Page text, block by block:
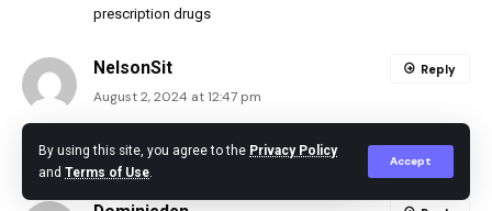
By using this site, you agree to the Privacy Policy
and Terms of Use.
Accept
prescription drugs
NelsonSit
August 2, 2024 at 12:47 pm
in mexico online– pharmacies in mexico that ship to usa
Reply